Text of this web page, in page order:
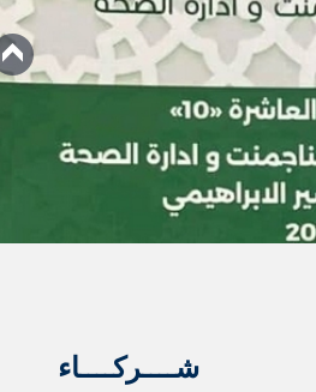
شــــركــــاء